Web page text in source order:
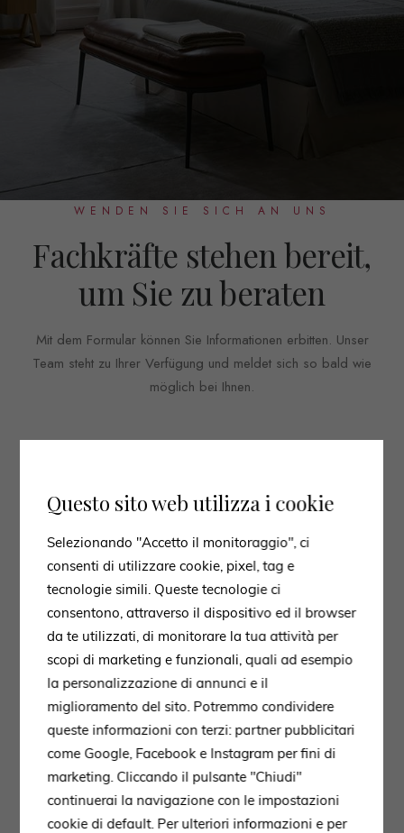
WENDEN SIE SICH AN UNS
Fachkräfte stehen bereit,
um Sie zu beraten
Mit dem Formular können Sie Informationen erbitten. Unser
Team steht zu Ihrer Verfügung und meldet sich so bald wie
möglich bei Ihnen.
Questo sito web utilizza i cookie
Selezionando "Accetto il monitoraggio", ci
consenti di utilizzare cookie, pixel, tag e
tecnologie simili. Queste tecnologie ci
consentono, attraverso il dispositivo ed il browser
da te utilizzati, di monitorare la tua attività per
scopi di marketing e funzionali, quali ad esempio
la personalizzazione di annunci e il
miglioramento del sito. Potremmo condividere
queste informazioni con terzi: partner pubblicitari
come Google, Facebook e Instagram per fini di
marketing. Cliccando il pulsante "Chiudi"
continuerai la navigazione con le impostazioni
cookie di default. Per ulteriori informazioni e per